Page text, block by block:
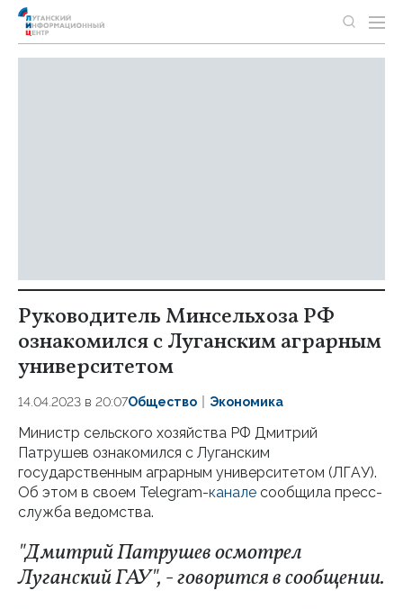
Руководитель Минсельхоза РФ
ознакомился с Луганским аграрным
университетом
14.04.2023 в 20:07Общество Экономика
Министр сельского хозяйства РФ Дмитрий
Патрушев ознакомился с Луганским
государственным аграрным университетом (ЛГАУ).
Об этом в своем Telegram-канале сообщила пресс-
служба ведомства.
"Дмитрий Патрушев осмотрел
Луганский ГАУ", - говорится в сообщении.